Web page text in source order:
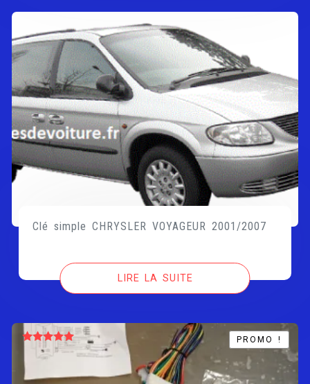
Clé simple CHRYSLER VOYAGEUR 2001/2007
LIRE LA SUITE
Note 5.00
PROMO !
PROMO !